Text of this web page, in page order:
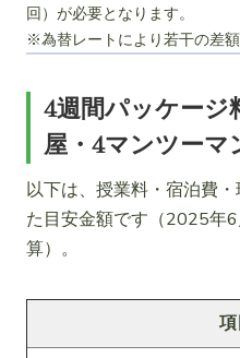
回）が必要となります。
※為替レートにより若干の差
4週間パッケージ
屋・4マンツーマ
以下は、授業料・宿泊費
た目安金額です（2025年
算）。
項